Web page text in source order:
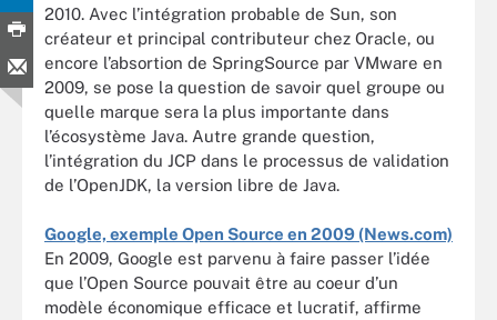
2010. Avec l’intégration probable de Sun, son
créateur et principal contributeur chez Oracle, ou
encore l’absortion de SpringSource par VMware en
2009, se pose la question de savoir quel groupe ou
quelle marque sera la plus importante dans
l’écosystème Java. Autre grande question,
l’intégration du JCP dans le processus de validation
de l’OpenJDK, la version libre de Java.
Google, exemple Open Source en 2009 (News.com)
En 2009, Google est parvenu à faire passer l’idée
que l’Open Source pouvait être au coeur d’un
modèle économique efficace et lucratif, affirme